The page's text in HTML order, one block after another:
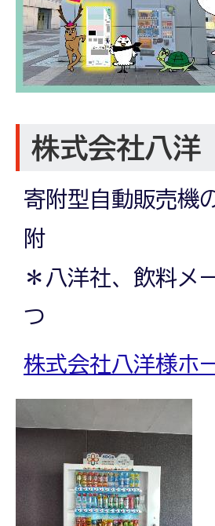
株式会社八洋
寄附型自動販売機
附
＊八洋社、飲料メ
つ
株式会社八洋様ホ